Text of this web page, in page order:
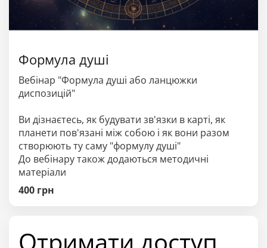
Формула душі
Вебінар "Формула душі або ланцюжки
диспозицій"
Ви дізнаєтесь, як будувати зв'язки в карті, як
планети пов'язані між собою і як вони разом
створюють ту саму "формулу душі"
До вебінару також додаються методичні
матеріали
400 грн